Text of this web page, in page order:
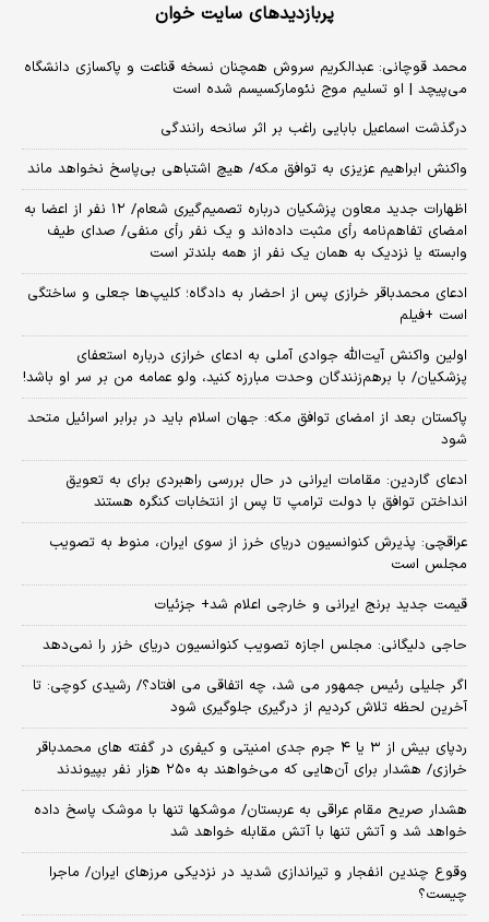
پربازدیدهای سایت خوان
محمد قوچانی: عبدالکریم سروش همچنان نسخه قناعت و پاکسازی دانشگاه
می‌پیچد | او تسلیم موج نئومارکسیسم شده است
درگذشت اسماعیل بابایی راغب بر اثر سانحه رانندگی
واکنش ابراهیم عزیزی به توافق مکه/ هیچ اشتباهی بی‌پاسخ نخواهد ماند
اظهارات جدید معاون پزشکیان درباره تصمیم‌گیری شعام/ ۱۲ نفر از اعضا به
امضای تفاهم‌نامه رأی مثبت داده‌اند و یک نفر رأی منفی/ صدای طیف
وابسته یا نزدیک به همان یک نفر از همه بلندتر است
ادعای محمدباقر خرازی پس از احضار به دادگاه؛ کلیپ‌ها جعلی و ساختگی
است +فیلم
اولین واکنش آیت‌الله جوادی آملی به ادعای خرازی درباره استعفای
پزشکیان/ با برهم‌زنندگان وحدت مبارزه کنید، ولو عمامه من بر سر او باشد!
پاکستان بعد از امضای توافق مکه: جهان اسلام باید در برابر اسرائیل متحد
شود
ادعای گاردین: مقامات ایرانی در حال بررسی راهبردی برای به تعویق
انداختن توافق با دولت ترامپ تا پس از انتخابات کنگره هستند
عراقچی: پذیرش کنوانسیون دریای خرز از سوی ایران، منوط به تصویب
مجلس است
قیمت جدید برنج ایرانی و خارجی اعلام شد+ جزئیات
حاجی دلیگانی: مجلس اجازه تصویب کنوانسیون دریای خزر را نمی‌دهد
اگر جلیلی رئیس جمهور می شد، چه اتفاقی می افتاد؟/ رشیدی کوچی: تا
آخرین لحظه تلاش کردیم از درگیری جلوگیری شود
ردپای بیش از ۳ یا ۴ جرم جدی امنیتی و کیفری در گفته های محمدباقر
خرازی/ هشدار برای آن‌هایی که می‌خواهند به ۲۵۰ هزار نفر بپیوندند
هشدار صریح مقام عراقی به عربستان/ موشکها تنها با موشک پاسخ داده
خواهد شد و آتش تنها با آتش مقابله خواهد شد
وقوع چندین انفجار و تیراندازی شدید در نزدیکی مرز‌های ایران/ ماجرا
چیست؟